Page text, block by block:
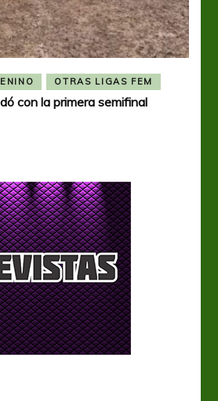
OTRAS LIGAS FEM
con la primera semifinal